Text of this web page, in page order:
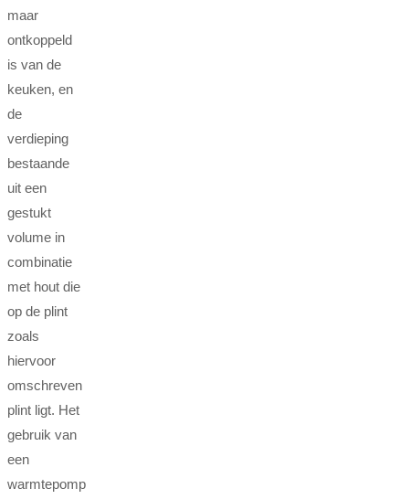
maar
ontkoppeld
is van de
keuken, en
de
verdieping
bestaande
uit een
gestukt
volume in
combinatie
met hout die
op de plint
zoals
hiervoor
omschreven
plint ligt. Het
gebruik van
een
warmtepomp